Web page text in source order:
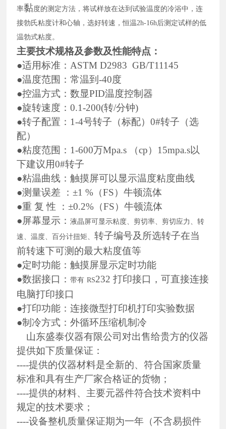
率黏 度的测定方法，将试样放在达到试验温度的冷浴中，连
接勃氏粘度计和心轴，选好转速，恒温2h-16h后测定试样的低
温勃式粘度。
主要技术规格及参数及性能特点：
●适用标准：ASTM D2983 GB/T11145
●温度范围：常温到-40度
●控温方式：数显PID温度控制器
●旋转速度：0.1-200(转/分钟)
●转子配置：1-4号转子（标配）0#转子（选
配）
●粘度范围：1-600万Mpa.s （cp）15mpa.s以
下建议用0#转子
●粘温曲线：触摸屏可以显示温度粘度曲线
●测量误差 ：±1 %（FS）牛顿流体
●重 复 性 ：±0.2%（FS）牛顿流体
●屏幕显示：液晶屏可显示粘度、剪切率、剪切应力、转
速、温度、百分计扭矩、转子编号及所选转子在当
前转速下可测的最大粘度值等
●定时功能：触摸屏显示定时功能
●数据接口：带有 RS232打印接口，可直接连接
电脑打印接口
●打印功能：连接微型打印机打印实验数据
●制冷方式：外循环压缩机制冷
山东盛泰仪器有限公司对出售给贵方的仪器
提供如下质量保证：
----提供的仪器材料是全新的、符合国家质量
标准和具有生产厂家合格证的货物；
----提供的材料、主要元器件符合技术资料中
规定的技术要求；
----设备整机质量保证期为一年（不含易损件